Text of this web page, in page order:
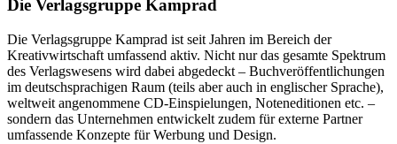
Die Verlagsgruppe Kamprad
Die Verlagsgruppe Kamprad ist seit Jahren im Bereich der
Kreativwirtschaft umfassend aktiv. Nicht nur das gesamte Spektrum
des Verlagswesens wird dabei abgedeckt – Buchveröffentlichungen
im deutschsprachigen Raum (teils aber auch in englischer Sprache),
weltweit angenommene CD-Einspielungen, Noteneditionen etc. –
sondern das Unternehmen entwickelt zudem für externe Partner
umfassende Konzepte für Werbung und Design.